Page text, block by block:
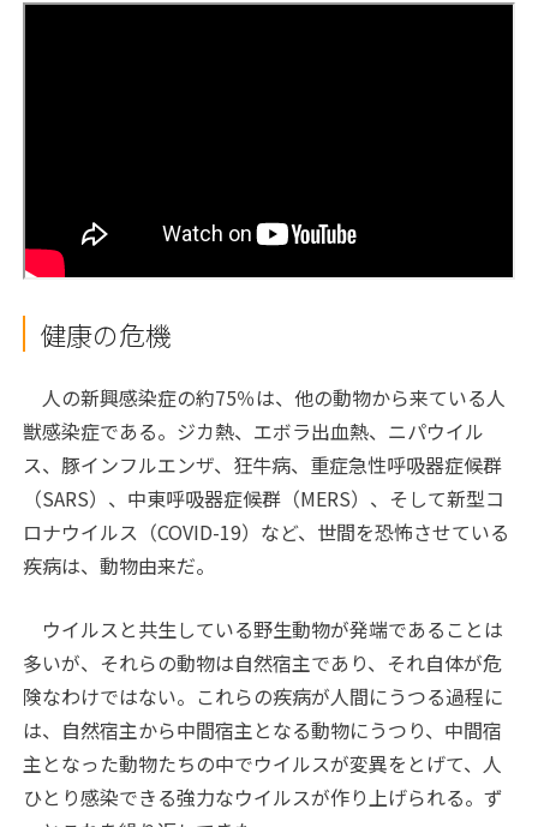
健康の危機
人の新興感染症の約75％は、他の動物から来ている人
獣感染症である。ジカ熱、エボラ出血熱、ニパウイル
ス、豚インフルエンザ、狂牛病、重症急性呼吸器症候群
（SARS）、中東呼吸器症候群（MERS）、そして新型コ
ロナウイルス（COVID-19）など、世間を恐怖させている
疾病は、動物由来だ。
ウイルスと共生している野生動物が発端であることは
多いが、それらの動物は自然宿主であり、それ自体が危
険なわけではない。これらの疾病が人間にうつる過程に
は、自然宿主から中間宿主となる動物にうつり、中間宿
主となった動物たちの中でウイルスが変異をとげて、人
ひとり感染できる強力なウイルスが作り上げられる。ず